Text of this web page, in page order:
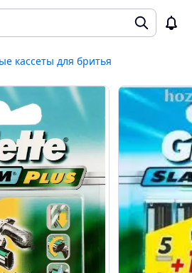
кассеты для бритья